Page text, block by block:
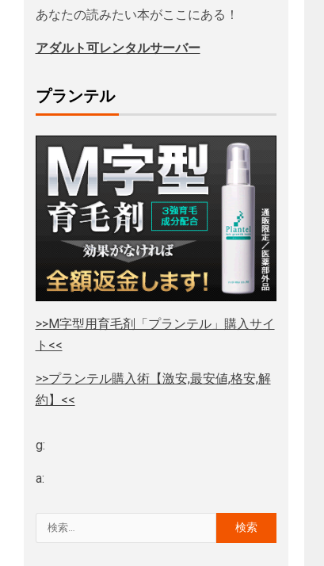
あなたの読みたい本がここにある！
アダルト可レンタルサーバー
プランテル
>>M字型用育毛剤「プランテル」購入サイ
ト<<
>>プランテル購入術【激安,最安値,格安,解
約】<<
g:
a: